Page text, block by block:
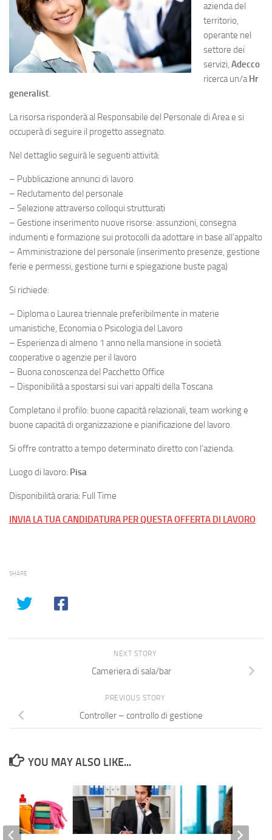
azienda del
territorio,
operante nel
settore dei
servizi, Adecco
ricerca un/aHr
generalist.
La risorsa risponderà al Responsabile del Personale di Area e si
occuperà di seguire il progetto assegnato.
Nel dettaglio seguirà le seguenti attività:
– Pubblicazione annunci di lavoro
– Reclutamento del personale
– Selezione attraverso colloqui strutturati
– Gestione inserimento nuove risorse: assunzioni, consegna
indumenti e formazione sui protocolli da adottare in base all’appalto
– Amministrazione del personale (inserimento presenze, gestione
ferie e permessi, gestione turni e spiegazione buste paga)
Si richiede:
– Diploma o Laurea triennale preferibilmente in materie
umanistiche, Economia o Psicologia del Lavoro
– Esperienza di almeno 1 anno nella mansione in società
cooperative o agenzie per il lavoro
– Buona conoscenza del Pacchetto Office
– Disponibilità a spostarsi sui vari appalti della Toscana
Completano il profilo: buone capacità relazionali, team working e
buone capacità di organizzazione e pianificazione del lavoro.
Si offre contratto a tempo determinato diretto con l’azienda.
Luogo di lavoro: Pisa
Disponibilità oraria: Full Time
INVIA LA TUA CANDIDATURA PER QUESTA OFFERTA DI LAVORO
SHARE
NEXT STORY
Cameriera di sala/bar
PREVIOUS STORY
Controller – controllo di gestione
YOU MAY ALSO LIKE...